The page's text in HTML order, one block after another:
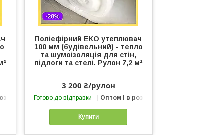
Поліефірний ЕКО утеплювач
100 мм (будівельний) - тепло
та шумоізоляція для стін,
підлоги та стелі. Рулон 7,2 м²
3 200 ₴/рулон
Готово до відправки Оптом і в роздріб
Купити